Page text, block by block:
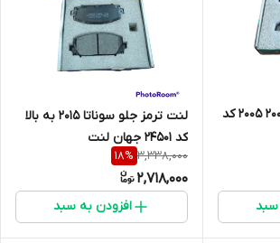
لنت ترمز جلو کرولا 2007 2005 کد
سبد
لنت ترمز جلو سوناتا 2015 به بالا
کد 24501 جهان لنت
3,338,000
18%
2,718,000
افزودن به سبد